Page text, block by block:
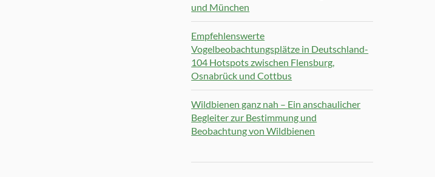
und München
Empfehlenswerte
Vogelbeobachtungsplätze in Deutschland-
104 Hotspots zwischen Flensburg,
Osnabrück und Cottbus
Wildbienen ganz nah – Ein anschaulicher
Begleiter zur Bestimmung und
Beobachtung von Wildbienen